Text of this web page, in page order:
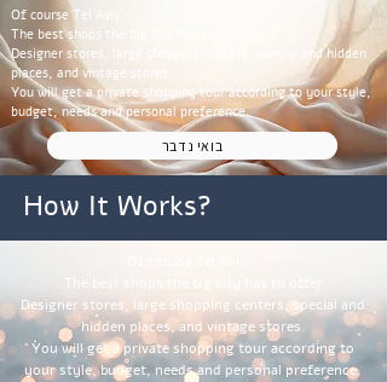
Of course Tel Aviv -
The best shops the big city has to offer
Designer stores, large shopping centers, special and hidden
places, and vintage stores.
You will get a private shopping tour according to your style,
budget, needs and personal preference.
בואי נדבר
How It Works?
The best shops the big city has to offer
Designer stores, large shopping centers, special and
hidden places, and vintage stores.
You will get a private shopping tour according to
your style, budget, needs and personal preference.